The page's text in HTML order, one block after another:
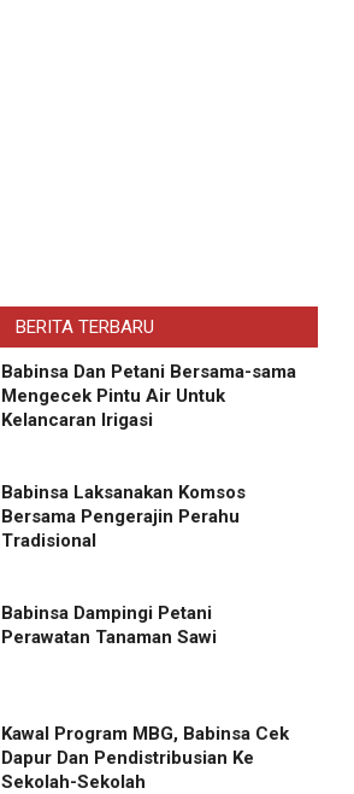
BERITA TERBARU
Babinsa Dan Petani Bersama-sama
Mengecek Pintu Air Untuk
Kelancaran Irigasi
Babinsa Laksanakan Komsos
Bersama Pengerajin Perahu
Tradisional
Babinsa Dampingi Petani
Perawatan Tanaman Sawi
Kawal Program MBG, Babinsa Cek
Dapur Dan Pendistribusian Ke
Sekolah-Sekolah